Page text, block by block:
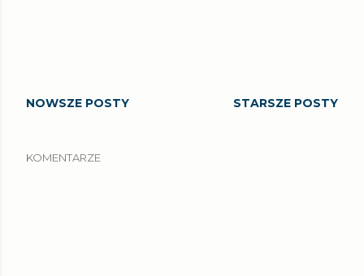
NOWSZE POSTY STARSZE POSTY
KOMENTARZE